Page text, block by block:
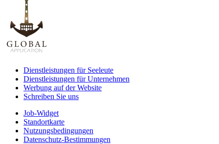
Dienstleistungen für Seeleute
Dienstleistungen für Unternehmen
Werbung auf der Website
Schreiben Sie uns
Job-Widget
Standortkarte
Nutzungsbedingungen
Datenschutz-Bestimmungen